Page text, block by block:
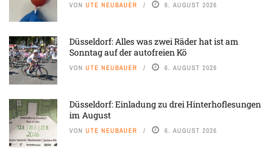
VON UTE NEUBAUER 6. AUGUST 2026
Düsseldorf: Alles was zwei Räder hat ist am
Sonntag auf der autofreien Kö
VON UTE NEUBAUER 6. AUGUST 2026
Düsseldorf: Einladung zu drei Hinterhoflesungen
im August
VON UTE NEUBAUER 6. AUGUST 2026